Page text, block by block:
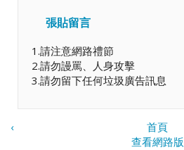
張貼留言
1.請注意網路禮節
2.請勿謾罵、人身攻擊
3.請勿留下任何垃圾廣告訊息
‹
首頁
查看網路版